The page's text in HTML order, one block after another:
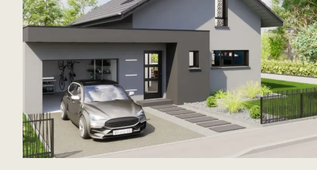
de Maison Individuelle (CCMI).
entre les paysages du Chablais, le lac
Léman et les montagnes environnantes.